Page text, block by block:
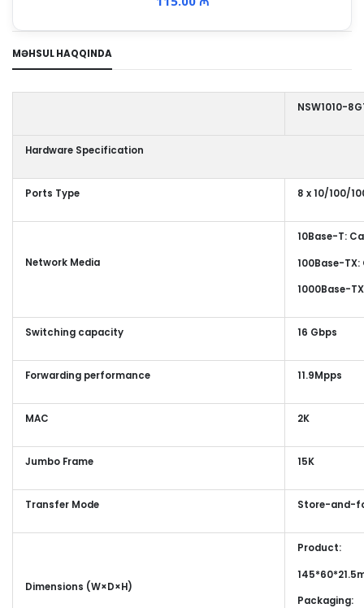
MƏHSUL HAQQINDA
NSW1010-
Hardware Specification
Ports Type 8 x 10/100/
Network Media
10Base-T:
100Base-
1000Base-
Switching capacity 16 Gbps
Forwarding performance 11.9Mpps
MAC 2K
Jumbo Frame 15K
Transfer Mode Store-and-
Dimensions (W×D×H)
Product:
Packaging: